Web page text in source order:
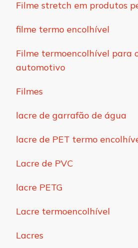
Filme stretch em produtos
filme termo encolhível
Filme termoencolhível para
automotivo
Filmes
lacre de garrafão de água
lacre de PET termo
Lacre de PVC
lacre PETG
Lacre termoencolhível
Lacres